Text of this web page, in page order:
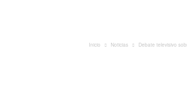
Inicio Noticias Debate televisivo